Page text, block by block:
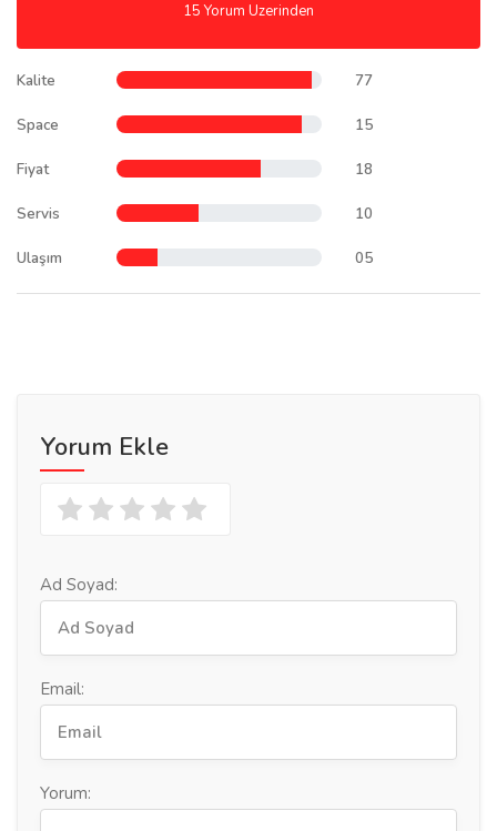
15 Yorum Uzerinden
Kalite 77
Space 15
Fiyat 18
Servis 10
Ulaşım 05
Yorum Ekle
Ad Soyad:
Email:
Yorum: